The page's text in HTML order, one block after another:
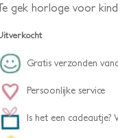
gek horloge voor
Gratis verzonden
Persoonlijke service
Is het een